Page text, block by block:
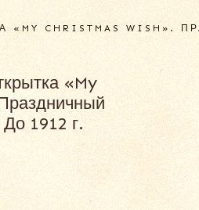
CHRISTMAS WISH».
«My
До 1912 г.